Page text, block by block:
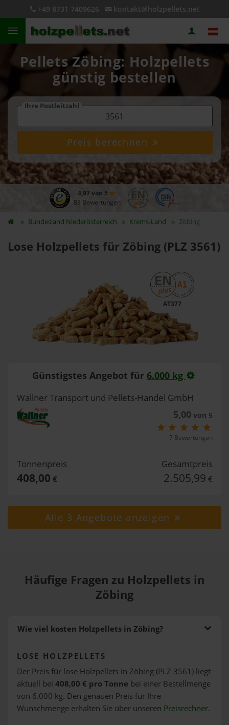
+49 8731 7409626 kontakt@holzpellets.net
Pellets Zöbing: Holzpellets
günstig bestellen
Ihre Postleitzahl
Preis berechnen
4,97 von 5
83 Bewertungen
Bundesland Niederösterreich Krems-Land Zöbing
Lose Holzpellets für Zöbing (PLZ 3561)
AT377
Günstigstes Angebot für 6.000 kg
Wallner Transport und Pellets-Handel GmbH
5,00 von 5
7 Bewertungen
Tonnenpreis
408,00 €
Gesamtpreis
2.505,99 €
Alle 3 Angebote anzeigen
Häufige Fragen zu Holzpellets in
Zöbing
Wie viel kosten Holzpellets in Zöbing?
LOSE HOLZPELLETS
Der Preis für lose Holzpellets in Zöbing (PLZ 3561) liegt
aktuell bei 408,00 € pro Tonne bei einer Bestellmenge
von 6.000 kg. Den genauen Preis für Ihre
Wunschmenge erhalten Sie über unseren Preisrechner.